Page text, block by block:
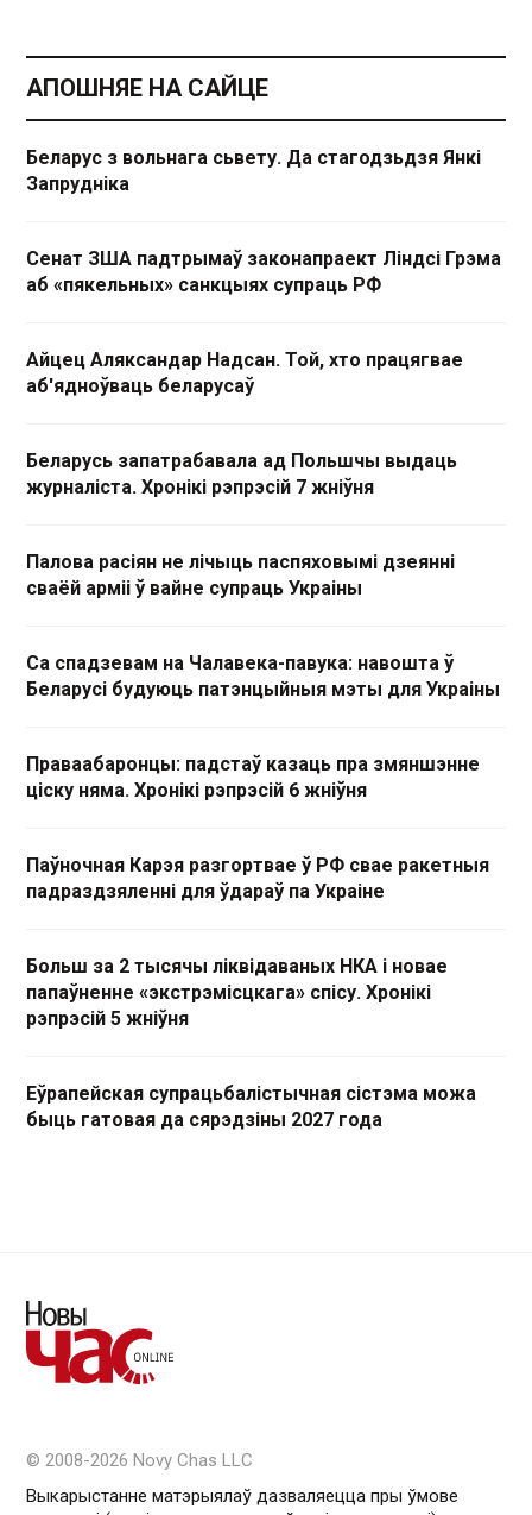
АПОШНЯЕ НА САЙЦЕ
Беларус з вольнага сьвету. Да стагодзьдзя Янкі
Запрудніка
Сенат ЗША падтрымаў законапраект Ліндсі Грэма
аб «пякельных» санкцыях супраць РФ
Айцец Аляксандар Надсан. Той, хто працягвае
аб'ядноўваць беларусаў
Беларусь запатрабавала ад Польшчы выдаць
журналіста. Хронікі рэпрэсій 7 жніўня
Палова расіян не лічыць паспяховымі дзеянні
сваёй арміі ў вайне супраць Украіны
Са спадзевам на Чалавека-павука: навошта ў
Беларусі будуюць патэнцыйныя мэты для Украіны
Праваабаронцы: падстаў казаць пра змяншэнне
ціску няма. Хронікі рэпрэсій 6 жніўня
Паўночная Карэя разгортвае ў РФ свае ракетныя
падраздзяленні для ўдараў па Украіне
Больш за 2 тысячы ліквідаваных НКА і новае
папаўненне «экстрэмісцкага» спісу. Хронікі
рэпрэсій 5 жніўня
Еўрапейская супрацьбалістычная сістэма можа
быць гатовая да сярэдзіны 2027 года
© 2008-2026 Novy Chas LLC
Выкарыстанне матэрыялаў дазваляецца пры ўмове